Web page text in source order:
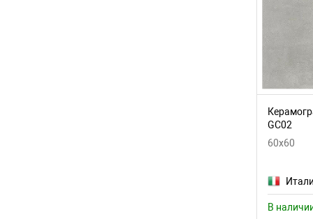
GC02
60x60
В